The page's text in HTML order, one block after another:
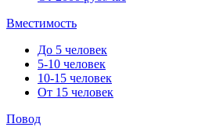
Вместимость
До 5 человек
5-10 человек
10-15 человек
От 15 человек
Повод